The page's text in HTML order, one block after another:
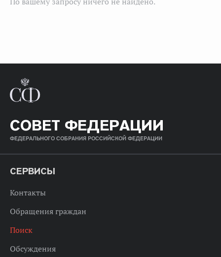
СОВЕТ ФЕДЕРАЦИИ
ФЕДЕРАЛЬНОГО СОБРАНИЯ РОССИЙСКОЙ ФЕДЕРАЦИИ
СЕРВИСЫ
Контакты
Обращения граждан
Поиск
Обсуждения